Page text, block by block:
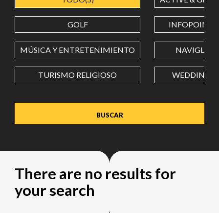
LONGITUD
Value in decimal degrees. Use dot (.) as decimal separator.
GOLF INFOPOINT
MÚSICA Y ENTRETENIMIENTO NAVIGLI
TURISMO RELIGIOSO WEDDING
There are no results for
your search